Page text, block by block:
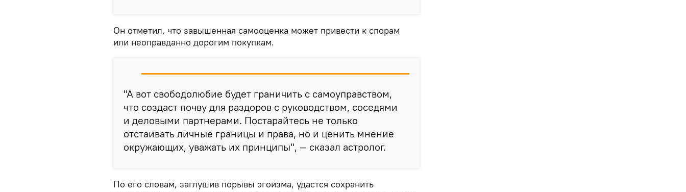
Он отметил, что завышенная самооценка может привести к спорам
или неоправданно дорогим покупкам.
"А вот свободолюбие будет граничить с самоуправством,
что создаст почву для раздоров с руководством, соседями
и деловыми партнерами. Постарайтесь не только
отстаивать личные границы и права, но и ценить мнение
окружающих, уважать их принципы", — сказал астролог.
По его словам, заглушив порывы эгоизма, удастся сохранить